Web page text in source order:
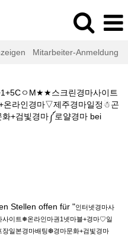
Mitarbeiter-Anmeldung
ㅇM★★스크린경마사이트
온라인경마▽제주경마일정☃곤
+검빛경마༼로얄경마 bei
Stellen offen für "인터넷경마사
이트❅온라인마권1넷마블+경마♡일
일본경마배팅❆경마문화+검빛경마